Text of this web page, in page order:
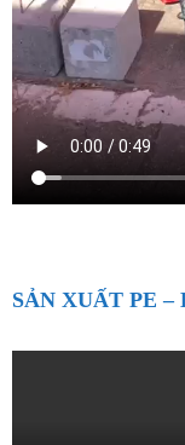
SẢN XUẤT PE –